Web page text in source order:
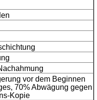
vor dem Beginnen
70% Abwägung gegen
Kopie